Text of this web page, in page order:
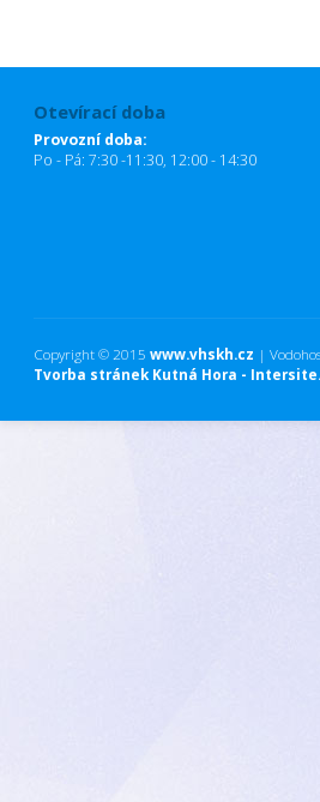
Otevírací doba
Provozní doba:
Po - Pá: 7:30 -11:30, 12:00 - 14:30
Copyright © 2015 www.vhskh.cz |
Tvorba stránek Kutná Hora -